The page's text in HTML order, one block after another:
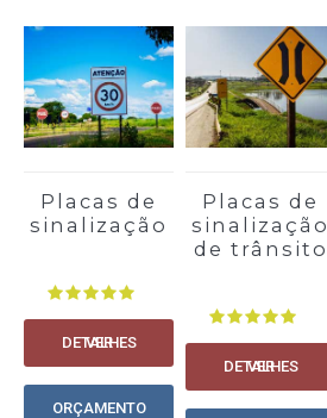
Placas de
sinalização
VER DETALHES
ORÇAMENTO
Placas de
sinalização
de trânsito
VER DETALHES